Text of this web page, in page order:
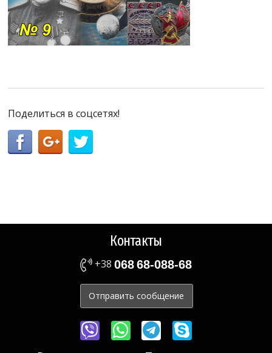
Поделиться в соцсетях!
Контакты
+38 06868-088-68
Отправить сообщение